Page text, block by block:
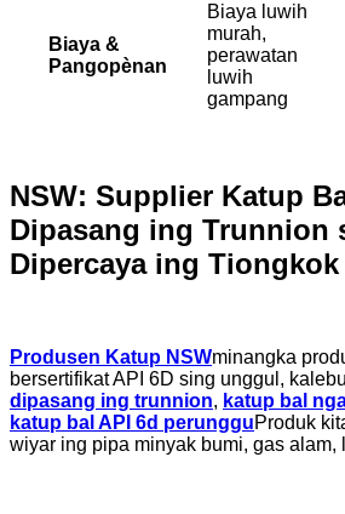
Biaya &
Pangopènan
Biaya luwih
murah,
perawatan
luwih
gampang
NSW: Supplier Katup
Dipasang ing Trunnion
Dipercaya ing Tiongkok
Produsen Katup NSWminangka
bersertifikat API 6D sing unggul, kalebu
dipasang ing trunnion, katup bal
katup bal API 6d perungguProduk
wiyar ing pipa minyak bumi, gas alam,